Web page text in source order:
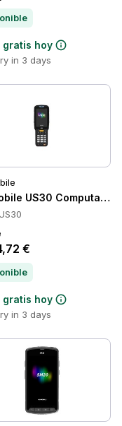
gratis hoy
in 3 days
de Mano, SE4710
US30
€
gratis hoy
in 3 days